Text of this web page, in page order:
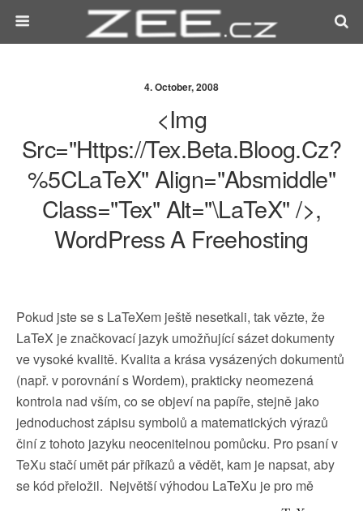
4. October, 2008
<img
Src="https://tex.beta.bloog.cz?
%5CLaTeX" Align="absmiddle"
Class="tex" Alt="\LaTeX" />,
WordPress A Freehosting
Pokud jste se s LaTeXem ještě nesetkali, tak vězte, že
LaTeX je značkovací jazyk umožňující sázet dokumenty
ve vysoké kvalitě. Kvalita a krása vysázených dokumentů
(např. v porovnání s Wordem), prakticky neomezená
kontrola nad vším, co se objeví na papíře, stejně jako
jednoduchost zápisu symbolů a matematických výrazů
činí z tohoto jazyku neocenitelnou pomůcku. Pro psaní v
TeXu stačí umět pár příkazů a vědět, kam je napsat, aby
se kód přeložil. Největší výhodou LaTeXu je pro mě